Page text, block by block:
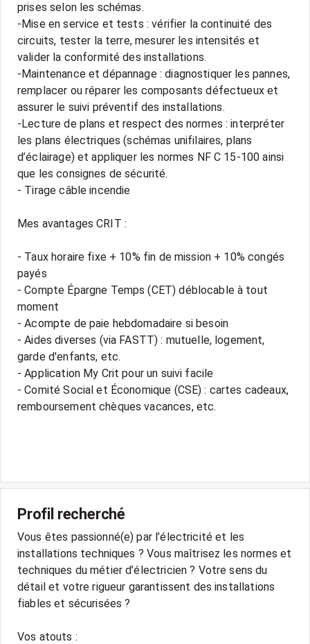
prises selon les schémas.
-Mise en service et tests : vérifier la continuité des
circuits, tester la terre, mesurer les intensités et
valider la conformité des installations.
-Maintenance et dépannage : diagnostiquer les pannes,
remplacer ou réparer les composants défectueux et
assurer le suivi préventif des installations.
-Lecture de plans et respect des normes : interpréter
les plans électriques (schémas unifilaires, plans
d’éclairage) et appliquer les normes NF C 15-100 ainsi
que les consignes de sécurité.
- Tirage câble incendie
Mes avantages CRIT :
- Taux horaire fixe + 10% fin de mission + 10% congés
payés
- Compte Épargne Temps (CET) déblocable à tout
moment
- Acompte de paie hebdomadaire si besoin
- Aides diverses (via FASTT) : mutuelle, logement,
garde d'enfants, etc.
- Application My Crit pour un suivi facile
- Comité Social et Économique (CSE) : cartes cadeaux,
remboursement chèques vacances, etc.
Profil recherché
Vous êtes passionné(e) par l’électricité et les
installations techniques ? Vous maîtrisez les normes et
techniques du métier d’électricien ? Votre sens du
détail et votre rigueur garantissent des installations
fiables et sécurisées ?
Vos atouts :